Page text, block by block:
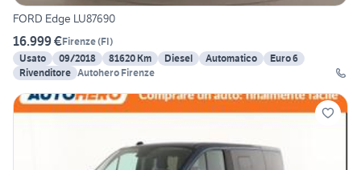
FORD Edge LU87690
16.999 €Firenze(FI)
Usato
09/2018 81620 Km Diesel Automatico
Euro 6
Rivenditore Autohero Firenze